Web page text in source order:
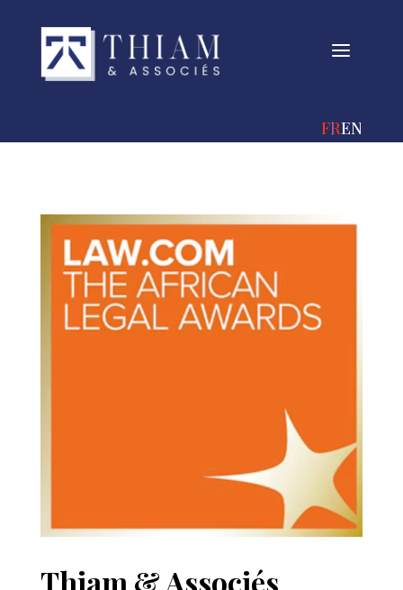
a
FRANÇAIS
Thiam & Associés